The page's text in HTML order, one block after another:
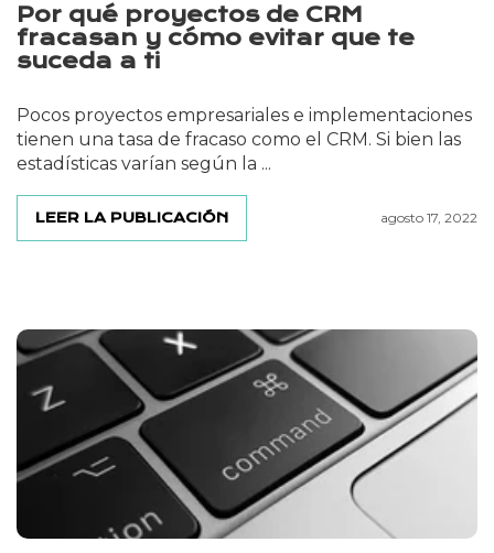
Por qué proyectos de CRM
fracasan y cómo evitar que te
suceda a ti
Pocos proyectos empresariales e implementaciones
tienen una tasa de fracaso como el CRM. Si bien las
estadísticas varían según la ...
LEER LA PUBLICACIÓN agosto 17, 2022